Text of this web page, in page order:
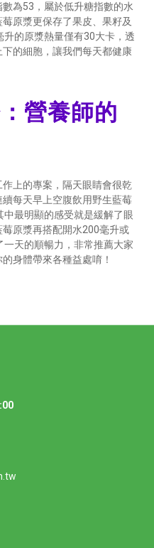
為53，屬於低升糖指數的水
原漿更保存了果皮、果籽及
的原漿熱量僅有30大卡，透
的細胞，讓我們每天都健康
營養師的
上的專案，隔天眼睛會很乾
每天早上空腹飲用野生藍莓
最明顯的感受就是緩解了眼
原漿再搭配開水200毫升或
天的順暢力，非常推薦大家
身體帶來各種益處唷！